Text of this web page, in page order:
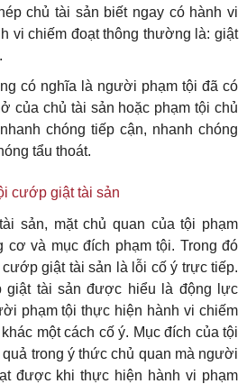
chủ tài sản biết ngay có hành vi
vi chiếm đoạt thông thường là: giật
có nghĩa là người phạm tội đã có
của chủ tài sản hoặc phạm tội chủ
chóng tiếp cận, nhanh chóng
tẩu thoát.
cướp giật tài sản
sản, mặt chủ quan của tội phạm
cơ và mục đích phạm tội. Trong đó
giật tài sản là lỗi cố ý trực tiếp.
tài sản được hiểu là động lực
phạm tội thực hiện hành vi chiếm
một cách cố ý. Mục đích của tội
trong ý thức chủ quan mà người
được khi thực hiện hành vi phạm